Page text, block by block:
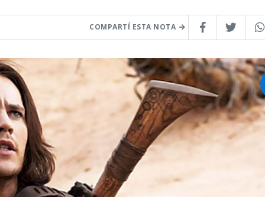
COMPARTÍ ESTA NOTA